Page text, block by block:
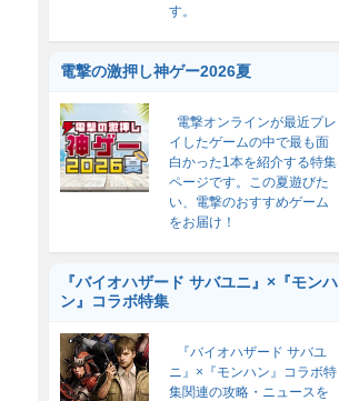
す。
電撃の激押し神ゲー2026夏
電撃オンラインが最近プレ
イしたゲームの中で最も面
白かった1本を紹介する特集
ページです。この夏遊びた
い、電撃のおすすめゲーム
をお届け！
『バイオハザード サバユニ』×『モンハ
ン』コラボ特集
『バイオハザード サバユ
ニ』×『モンハン』コラボ特
集関連の攻略・ニュースを